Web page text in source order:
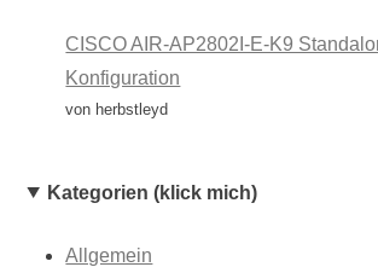
CISCO AIR-AP2802I-E-K9
Konfiguration
von herbstleyd
Kategorien (klick mich)
Allgemein